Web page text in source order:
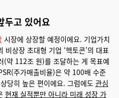
두고 있어요
시장에 상장할 예정이에요. 기업가치
상장 초대형 기업 ‘헥토콘’의 대표
(약 112조 원)를 조달하는 게 목표예
주가매출비율)은 약 100배 수준
당히 높은 편이에요. 그럼에도 관심
현재 실적뿐만 아니라 미래 성장 가